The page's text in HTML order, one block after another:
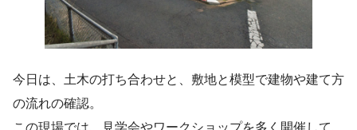
今日は、土木の打ち合わせと、敷地と模型で建物や建て方
の流れの確認。